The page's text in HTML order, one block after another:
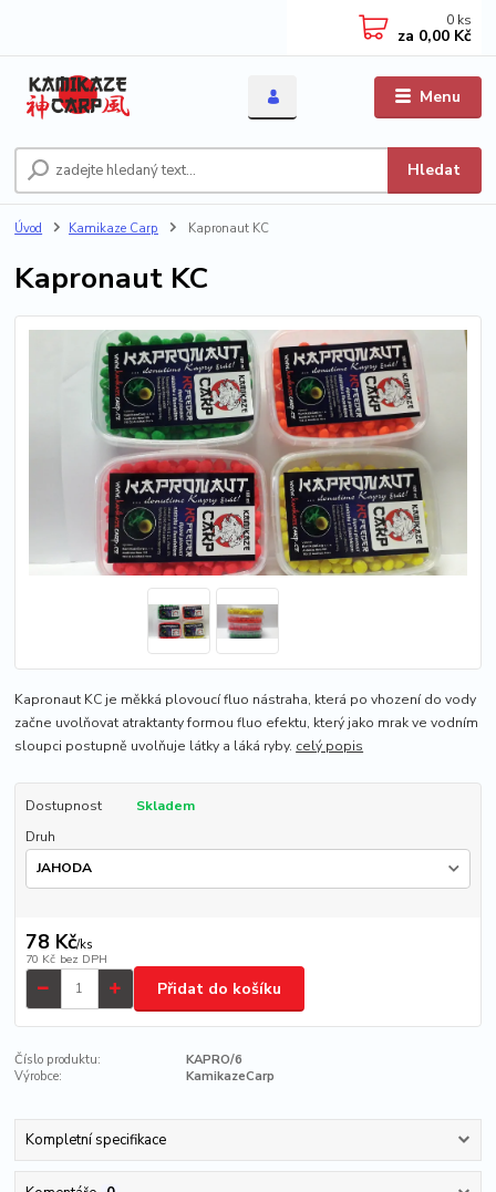
Menu
Hledat
0 ks
za 0,00 Kč
Úvod Kamikaze Carp Kapronaut KC
Kapronaut KC
Kapronaut KC je měkká plovoucí fluo nástraha, která po vhození do vody
začne uvolňovat atraktanty formou fluo efektu, který jako mrak ve vodním
sloupci postupně uvolňuje látky a láká ryby. celý popis
Dostupnost
Skladem
Druh
78 Kč/ks
70 Kč bez DPH
Přidat do košíku
Číslo produktu:
KAPRO/6
Výrobce:
KamikazeCarp
Kompletní specifikace